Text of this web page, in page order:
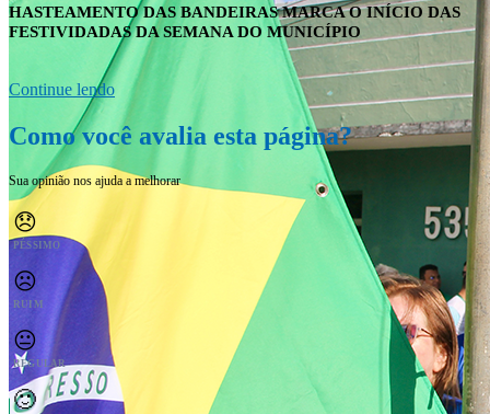
HASTEAMENTO DAS BANDEIRAS MARCA O INÍCIO DAS
FESTIVIDADAS DA SEMANA DO MUNICÍPIO
Continue lendo
Como você avalia esta página?
Sua opinião nos ajuda a melhorar
😞
PÉSSIMO
☹️
RUIM
😐
REGULAR
🙂